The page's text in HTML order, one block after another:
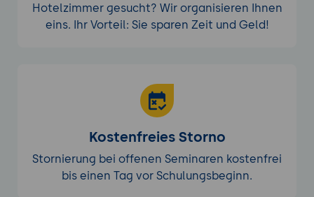
Hotelzimmer gesucht? Wir organisieren Ihnen
eins. Ihr Vorteil: Sie sparen Zeit und Geld!
Kostenfreies Storno
Stornierung bei offenen Seminaren kostenfrei
bis einen Tag vor Schulungsbeginn.